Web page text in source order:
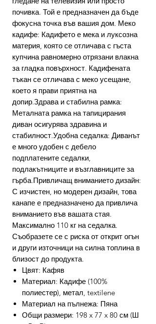
почивка. Той е предназначен да бъде
фокусна точка във вашия дом. Меко
кадифе: Кадифето е мека и луксозна
материя, която се отличава с гъста
купчина равномерно отрязани влакна
за гладка повърхност. Кадифената
тъкан се отличава с меко усещане,
което я прави приятна на
допир.Здрава и стабилна рамка:
Металната рамка на тапицирания
диван осигурява здравина и
стабилност.Удобна седалка: Диванът
е много удобен с дебело
подплатените седалки,
подлакътниците и възглавниците за
гърба.Привличащ вниманието дизайн:
С изчистен, но модерен дизайн, това
канапе е предназначено да привлича
вниманието във вашата стая.
Максимално 110 кг на седалка.
Съобразете се с риска от открит огън
и други източници на силна топлина в
близост до продукта.
Цвят: Кафяв
Материал: Кадифе (100%
полиестер), метал, textilene
Материал на пълнежа: Пяна
Общи размери: 198 x 77 x 80 см (Ш